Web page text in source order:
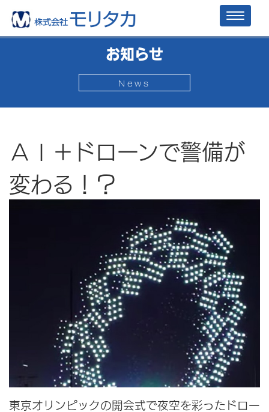
お知らせ
News
ＡＩ＋ドローンで警備が
変わる！？
東京オリンピックの開会式で夜空を彩ったドロー